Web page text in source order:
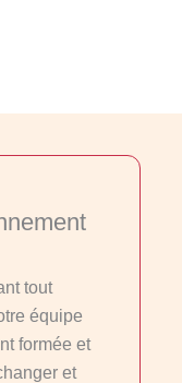
tout
équipe
formée et
et